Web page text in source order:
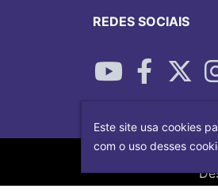
REDES SOCIAIS
Este site usa cookies
com o uso desses